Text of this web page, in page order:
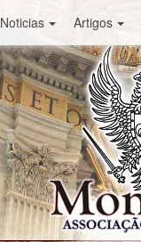
Noticias Artigos